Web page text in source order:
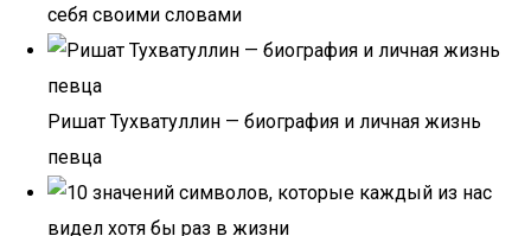
себя своими словами
Ришат Тухватуллин — биография и личная жизнь
певца